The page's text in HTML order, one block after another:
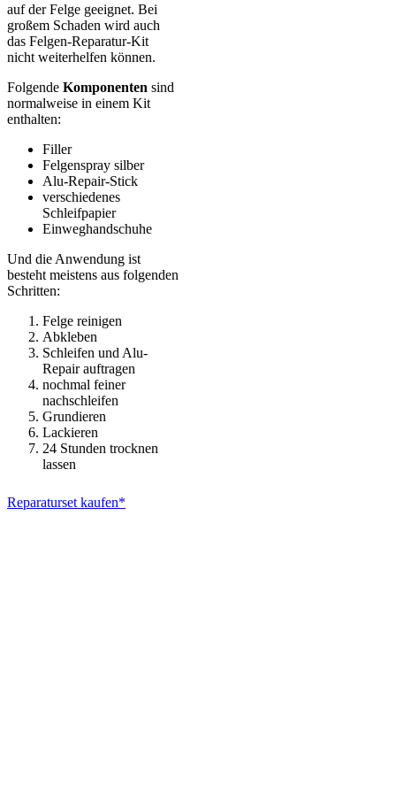
auf der Felge geeignet. Bei
großem Schaden wird auch
das Felgen-Reparatur-Kit
nicht weiterhelfen können.
Folgende Komponenten sind
normalweise in einem Kit
enthalten:
Filler
Felgenspray silber
Alu-Repair-Stick
verschiedenes
Schleifpapier
Einweghandschuhe
Und die Anwendung ist
besteht meistens aus folgenden
Schritten:
Felge reinigen
Abkleben
Schleifen und Alu-
Repair auftragen
nochmal feiner
nachschleifen
Grundieren
Lackieren
24 Stunden trocknen
lassen
Reparaturset kaufen*